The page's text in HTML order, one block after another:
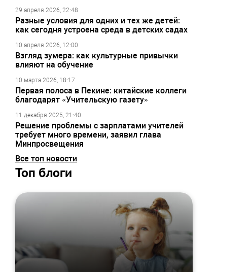
29 апреля 2026, 22:48
Разные условия для одних и тех же детей:
как сегодня устроена среда в детских садах
10 апреля 2026, 12:00
Взгляд зумера: как культурные привычки
влияют на обучение
10 марта 2026, 18:17
Первая полоса в Пекине: китайские коллеги
благодарят «Учительскую газету»
11 декабря 2025, 21:40
Решение проблемы с зарплатами учителей
требует много времени, заявил глава
Минпросвещения
Все топ новости
Топ блоги